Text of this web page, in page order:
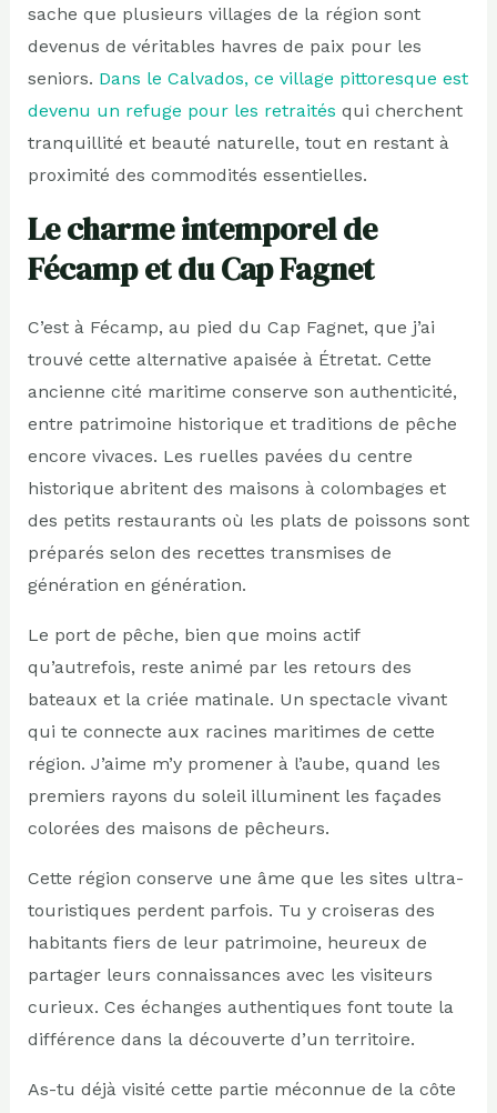
sache que plusieurs villages de la région sont
devenus de véritables havres de paix pour les
seniors. Dans le Calvados, ce village pittoresque est
devenu un refuge pour les retraités qui cherchent
tranquillité et beauté naturelle, tout en restant à
proximité des commodités essentielles.
Le charme intemporel de
Fécamp et du Cap Fagnet
C’est à Fécamp, au pied du Cap Fagnet, que j’ai
trouvé cette alternative apaisée à Étretat. Cette
ancienne cité maritime conserve son authenticité,
entre patrimoine historique et traditions de pêche
encore vivaces. Les ruelles pavées du centre
historique abritent des maisons à colombages et
des petits restaurants où les plats de poissons sont
préparés selon des recettes transmises de
génération en génération.
Le port de pêche, bien que moins actif
qu’autrefois, reste animé par les retours des
bateaux et la criée matinale. Un spectacle vivant
qui te connecte aux racines maritimes de cette
région. J’aime m’y promener à l’aube, quand les
premiers rayons du soleil illuminent les façades
colorées des maisons de pêcheurs.
Cette région conserve une âme que les sites ultra-
touristiques perdent parfois. Tu y croiseras des
habitants fiers de leur patrimoine, heureux de
partager leurs connaissances avec les visiteurs
curieux. Ces échanges authentiques font toute la
différence dans la découverte d’un territoire.
As-tu déjà visité cette partie méconnue de la côte